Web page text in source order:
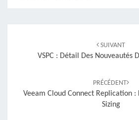
SUIVANT
VSPC : Détail Des Nouveautés
PRÉCÉDENT
Veeam Cloud Connect Replication
Sizing